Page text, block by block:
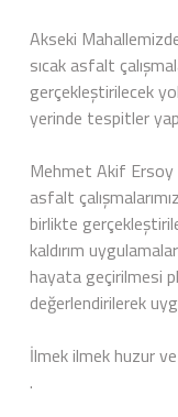
Akseki
sıcak asfalt
gerçekleştirilecek
yerinde tespitler
Mehmet Akif Ersoy
asfalt
birlikte
kaldırım
hayata geçirilmesi
değerlendirilerek
İlmek ilmek huzur
.